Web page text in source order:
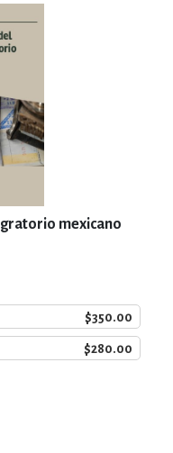
mexicano
$350.00
$280.00